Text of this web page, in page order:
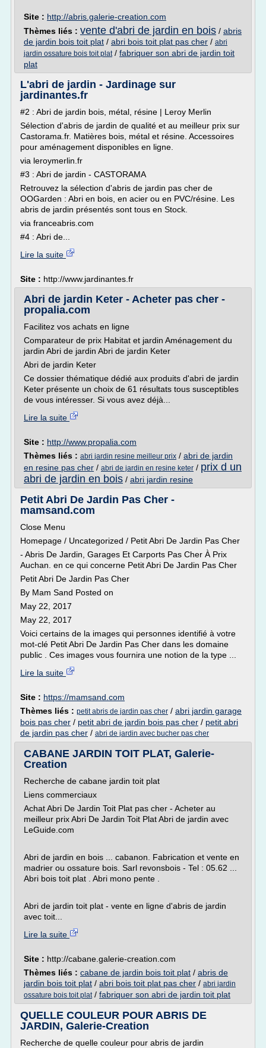
Site : http://abris.galerie-creation.com
Thèmes liés : vente d'abri de jardin en bois / abris
de jardin bois toit plat / abri bois toit plat pas cher / abri
jardin ossature bois toit plat/ fabriquer son abri de jardin toit
plat
L'abri de jardin - Jardinage sur
jardinantes.fr
#2 : Abri de jardin bois, métal, résine | Leroy Merlin
Sélection d'abris de jardin de qualité et au meilleur prix sur
Castorama.fr. Matières bois, métal et résine. Accessoires
pour aménagement disponibles en ligne.
via leroymerlin.fr
#3 : Abri de jardin - CASTORAMA
Retrouvez la sélection d'abris de jardin pas cher de
OOGarden : Abri en bois, en acier ou en PVC/résine. Les
abris de jardin présentés sont tous en Stock.
via franceabris.com
#4 : Abri de...
Lire la suite
Site : http://www.jardinantes.fr
Abri de jardin Keter - Acheter pas cher -
propalia.com
Facilitez vos achats en ligne
Comparateur de prix Habitat et jardin Aménagement du
jardin Abri de jardin Abri de jardin Keter
Abri de jardin Keter
Ce dossier thématique dédié aux produits d'abri de jardin
Keter présente un choix de 61 résultats tous susceptibles
de vous intéresser. Si vous avez déjà...
Lire la suite
Site : http://www.propalia.com
Thèmes liés : abri jardin resine meilleur prix / abri de jardin
en resine pas cher / abri de jardin en resine keter / prix d un
abri de jardin en bois / abri jardin resine
Petit Abri De Jardin Pas Cher -
mamsand.com
Close Menu
Homepage / Uncategorized / Petit Abri De Jardin Pas Cher
- Abris De Jardin, Garages Et Carports Pas Cher À Prix
Auchan. en ce qui concerne Petit Abri De Jardin Pas Cher
Petit Abri De Jardin Pas Cher
By Mam Sand Posted on
May 22, 2017
May 22, 2017
Voici certains de la images qui personnes identifié à votre
mot-clé Petit Abri De Jardin Pas Cher dans les domaine
public . Ces images vous fournira une notion de la type ...
Lire la suite
Site : https://mamsand.com
Thèmes liés : petit abris de jardin pas cher / abri jardin garage
bois pas cher / petit abri de jardin bois pas cher / petit abri
de jardin pas cher / abri de jardin avec bucher pas cher
CABANE JARDIN TOIT PLAT, Galerie-
Creation
Recherche de cabane jardin toit plat
Liens commerciaux
Achat Abri De Jardin Toit Plat pas cher - Acheter au
meilleur prix Abri De Jardin Toit Plat Abri de jardin avec
LeGuide.com
Abri de jardin en bois ... cabanon. Fabrication et vente en
madrier ou ossature bois. Sarl revonsbois - Tel : 05.62 ...
Abri bois toit plat . Abri mono pente .
Abri de jardin toit plat - vente en ligne d'abris de jardin
avec toit...
Lire la suite
Site : http://cabane.galerie-creation.com
Thèmes liés : cabane de jardin bois toit plat / abris de
jardin bois toit plat / abri bois toit plat pas cher / abri jardin
ossature bois toit plat/ fabriquer son abri de jardin toit plat
QUELLE COULEUR POUR ABRIS DE
JARDIN, Galerie-Creation
Recherche de quelle couleur pour abris de jardin